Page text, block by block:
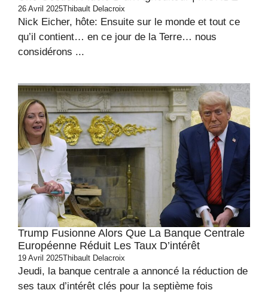
26 Avril 2025Thibault Delacroix
Nick Eicher, hôte: Ensuite sur le monde et tout ce
qu’il contient… en ce jour de la Terre… nous
considérons ...
Trump Fusionne Alors Que La Banque Centrale
Européenne Réduit Les Taux D’intérêt
19 Avril 2025Thibault Delacroix
Jeudi, la banque centrale a annoncé la réduction de
ses taux d’intérêt clés pour la septième fois